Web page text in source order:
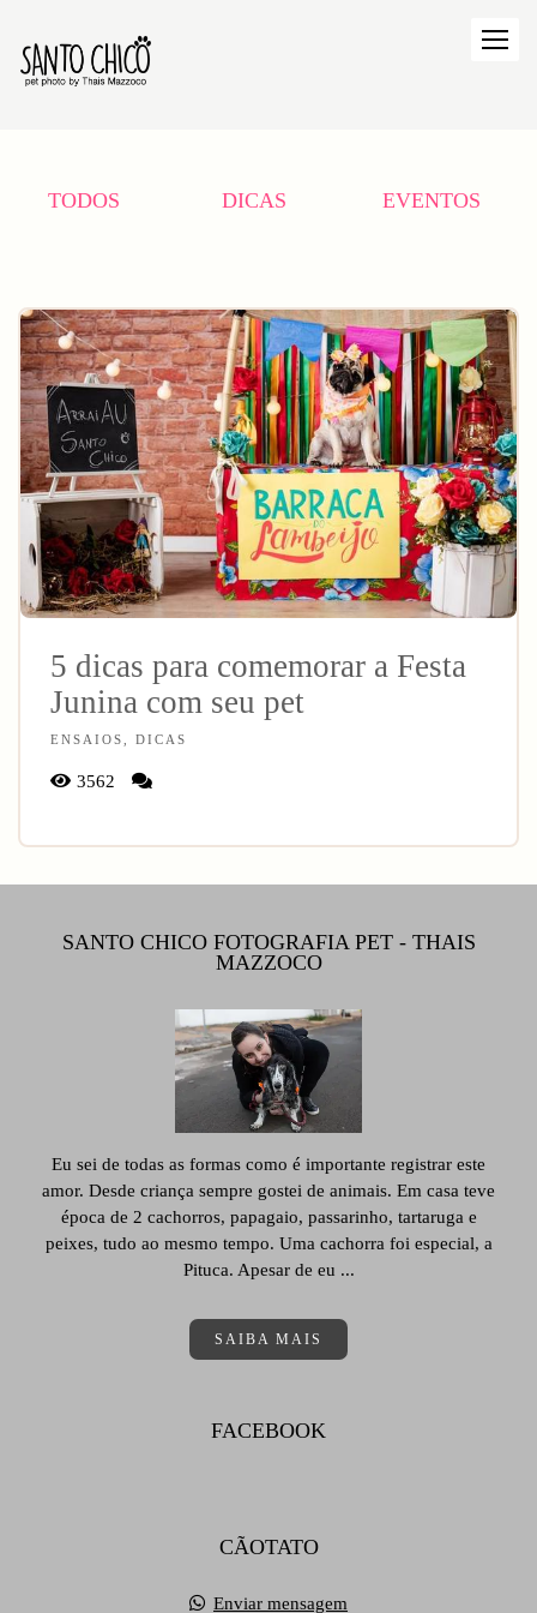
TODOS DICAS EVENTOS
5 dicas para comemorar a Festa
Junina com seu pet
ENSAIOS, DICAS
3562
SANTO CHICO FOTOGRAFIA PET - THAIS
MAZZOCO
Eu sei de todas as formas como é importante registrar este
amor. Desde criança sempre gostei de animais. Em casa teve
época de 2 cachorros, papagaio, passarinho, tartaruga e
peixes, tudo ao mesmo tempo. Uma cachorra foi especial, a
Pituca. Apesar de eu ...
SAIBA MAIS
FACEBOOK
CÃOTATO
Enviar mensagem